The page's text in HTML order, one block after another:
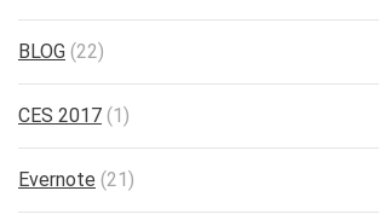
BLOG (22)
CES 2017 (1)
Evernote (21)